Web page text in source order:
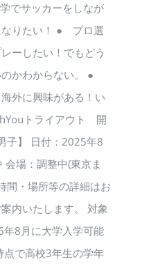
でサッカーをしなが
なりたい！ ● プロ選
ーしたい！でもどう
かわからない。 ●
外に興味がある！い
トライアウト 開
子】 日付：2025年8
会場：調整中(東京ま
間・場所等の詳細はお
内いたします。 対象
8月に大学入学可能
で高校3年生の学年